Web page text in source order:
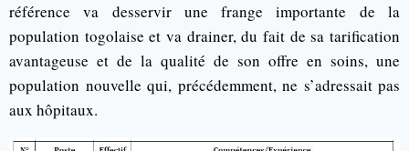
référence va desservir une frange importante de la
population togolaise et va drainer, du fait de sa tarification
avantageuse et de la qualité de son offre en soins, une
population nouvelle qui, précédemment, ne s’adressait pas
aux hôpitaux.